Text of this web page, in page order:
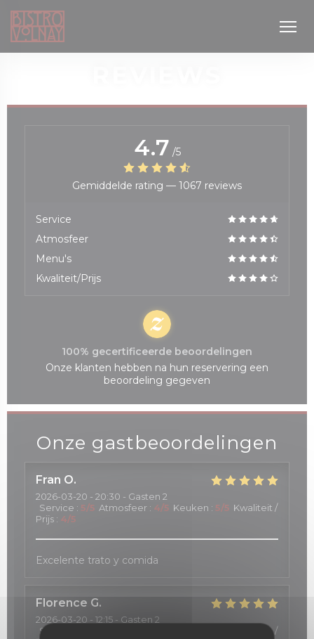
Onze gastbeoordelingen
Fran O
2026-03-20 - 20:30 - Gasten 2
Service : 5/5 Atmosfeer : 4/5 Keuken : 5/5 Kwaliteit /
Prijs : 4/5
Excelente trato y comida
Florence G
2026-03-20 - 12:15 - Gasten 2
Service
Kwaliteit /
4.7 /5
Gemiddelde rating — 1067 reviews
Service
Atmosfeer
Menu's
Kwaliteit/Prijs
100% gecertificeerde beoordelingen
Onze klanten hebben na hun reservering een
beoordeling gegeven